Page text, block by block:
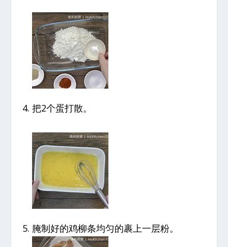
把2个蛋打散。
腌制好的鸡柳条均匀的裹上一层粉。